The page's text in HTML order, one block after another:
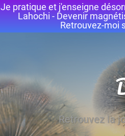
Je pratique et j'enseigne
Lahochi - Devenir
Retrouvez-moi
Retrouvez la